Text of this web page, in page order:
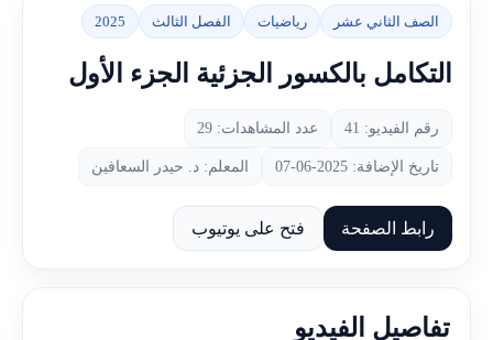
الصف الثاني عشر رياضيات الفصل الثالث 2025
التكامل بالكسور الجزئية الجزء الأول
رقم الفيديو: 41 عدد المشاهدات: 29
تاريخ الإضافة: 2025-06-07 المعلم: د. حيدر السعافين
رابط الصفحة فتح على يوتيوب
تفاصيل الفيديو